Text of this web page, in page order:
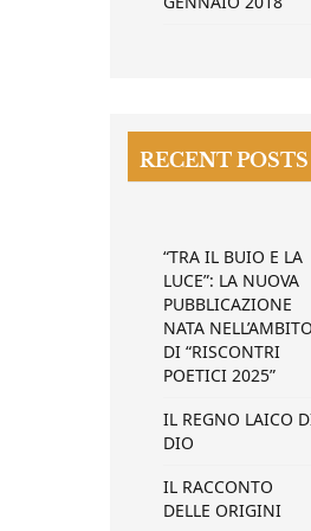
RECENT POSTS
“TRA IL BUIO E LA
LUCE”: LA NUOVA
PUBBLICAZIONE
NATA NELL’AMBITO
DI “RISCONTRI
POETICI 2025”
IL REGNO LAICO
DIO
IL RACCONTO
DELLE ORIGINI